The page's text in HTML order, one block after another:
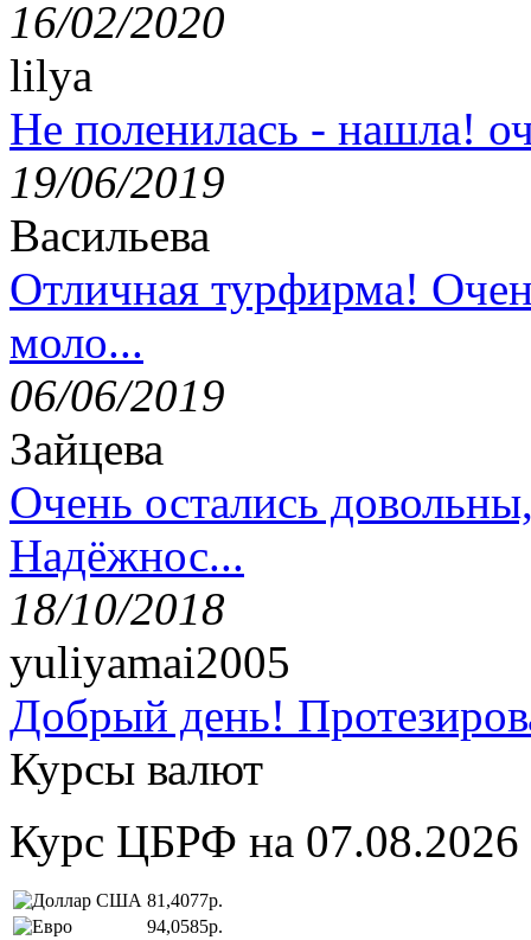
16/02/2020
lilya
Не поленилась - нашла!
19/06/2019
Васильева
Отличная турфирма!
моло...
06/06/2019
Зайцева
Очень остались
Надёжнос...
18/10/2018
yuliyamai2005
Добрый день!
Курсы валют
Курс ЦБРФ на 07.08.2026
81,4077р.
94,0585р.